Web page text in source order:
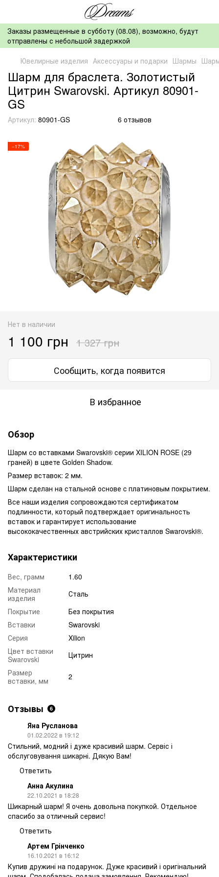
Заказы размещенные в субботу (08.08), возможно, будут
отправлены с небольшой задержкой
Ювелирные изделия Аксессуары и подарки Шармы
Шарм для браслета. Золотистый
Цитрин Swarovski. Артикул 80901-
GS
Артикул: 80901-GS 6 отзывов
−17%
Нет в наличии
1 100 грн 1 327 грн
Сообщить, когда появится
В избранное
Обзор
Шарм со вставками Swarovski® серии XILION ROSE (29
граней) в цвете Golden Shadow.
Размер вставок: 2 мм.
Шарм сделан на стальной основе c платиновым покрытием.
Все наши изделия сопровождаются сертификатом
подлинности, который подтверждает оригинальность
вставок и гарантирует использование
высококачественных австрийских кристаллов Swarovski®.
Характеристики
Вес, грамм
1.60
Материал
изделия
Сталь
Покрытие
Без покрытия
Вставки
Swarovski
Серия
Xilion
Цвет вставки
Swarovski
Цитрин
Размер
вставки, мм
2
Отзывы 6
Яна Русланова
01.02.2022 в 19:12
Стильний, модний і дуже красивий шарм. Сервіс і
обслуговування шикарні. Дякую Вам!
Ответить
Анна Акулина
22.10.2021 в 18:28
Шикарный шарм! Я очень довольна покупкой. Отдельное
спасибо за отличный сервис!
Ответить
Артем Грінченко
16.10.2021 в 16:12
Купив дружині на подарунок. Дуже красивий і оригінальний